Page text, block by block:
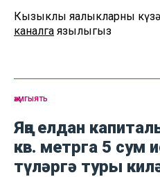
Кызыклы яңалыкларны
каналга язылыгыз
җәмгыять
Яңа елдан
кв. метрга 5 сум
түләргә туры